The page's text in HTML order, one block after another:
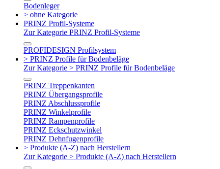
Bodenleger
> ohne Kategorie
PRINZ Profil-Systeme
Zur Kategorie PRINZ Profil-Systeme
PROFIDESIGN Profilsystem
> PRINZ Profile für Bodenbeläge
Zur Kategorie > PRINZ Profile für Bodenbeläge
PRINZ Treppenkanten
PRINZ Übergangsprofile
PRINZ Abschlussprofile
PRINZ Winkelprofile
PRINZ Rampenprofile
PRINZ Eckschutzwinkel
PRINZ Dehnfugenprofile
> Produkte (A-Z) nach Herstellern
Zur Kategorie > Produkte (A-Z) nach Herstellern